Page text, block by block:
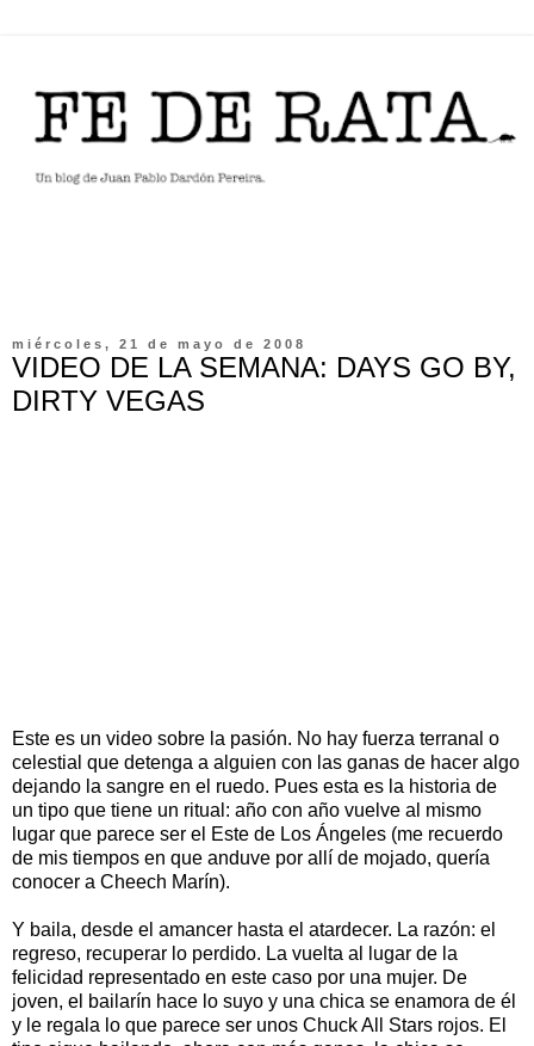
miércoles, 21 de mayo de 2008
VIDEO DE LA SEMANA: DAYS GO BY,
DIRTY VEGAS
Este es un video sobre la pasión. No hay fuerza terranal o
celestial que detenga a alguien con las ganas de hacer algo
dejando la sangre en el ruedo. Pues esta es la historia de
un tipo que tiene un ritual: año con año vuelve al mismo
lugar que parece ser el Este de Los Ángeles (me recuerdo
de mis tiempos en que anduve por allí de mojado, quería
conocer a Cheech Marín).
Y baila, desde el amancer hasta el atardecer. La razón: el
regreso, recuperar lo perdido. La vuelta al lugar de la
felicidad representado en este caso por una mujer. De
joven, el bailarín hace lo suyo y una chica se enamora de él
y le regala lo que parece ser unos Chuck All Stars rojos. El